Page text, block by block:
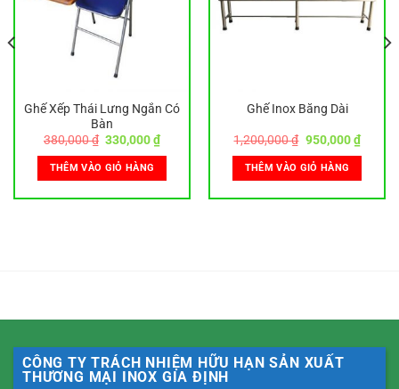
Ghế Xếp Thái Lưng Ngắn Có
Bàn
380,000₫ Giá
là:
380,000 ₫.
330,000₫Giá
hiện
330,000 ₫.
THÊM VÀO GIỎ HÀNG
Ghế Inox Băng Dài
1,200,000₫ Giá
là:
1,200,000 ₫.
950,000₫Giá
hiện
THÊM VÀO GIỎ HÀNG
CÔNG TY TRÁCH NHIỆM HỮU HẠN SẢN XUẤT
THƯƠNG MẠI INOX GIA ĐỊNH